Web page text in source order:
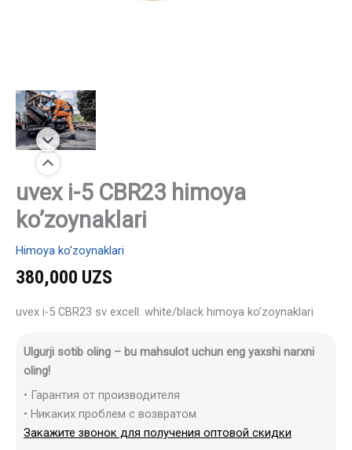
uvex i-5 CBR23 himoya
ko’zoynaklari
Himoya ko'zoynaklari
380,000 UZS
uvex i-5 CBR23 sv excell. white/black himoya ko’zoynaklari
Ulgurji sotib oling – bu mahsulot uchun eng yaxshi narxni
oling!
• Гарантия от производителя
• Никаких проблем с возвратом
Закажите звонок для получения оптовой скидки